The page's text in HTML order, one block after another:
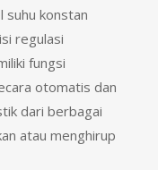
suhu konstan
regulasi
fungsi
otomatis dan
dari berbagai
atau menghirup